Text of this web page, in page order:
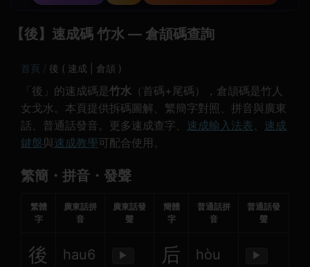
【後】速成碼 竹水 — 倉頡碼查詢
首頁 後 ( 速成 | 倉頡 )
「後」的速成碼是 竹水 （首碼+尾碼），倉頡碼是竹人
女戈水。本頁提供拆碼圖解、繁簡字對照、拼音與廣東
話、普通話發音。更多速成查字、 速成輸入法表、 速成
鍵盤與速成教學可配合使用。
繁簡・拼音・發聲
繁體
字
廣東話拼
音
廣東話發
聲
簡體
字
普通話拼
音
普通話發
聲
後 hau6 ▶ 后 hòu ▶